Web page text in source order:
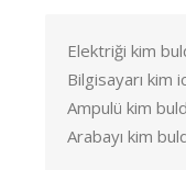
Elektriği kim
Bilgisayarı kim
Ampulü kim
Arabayı kim